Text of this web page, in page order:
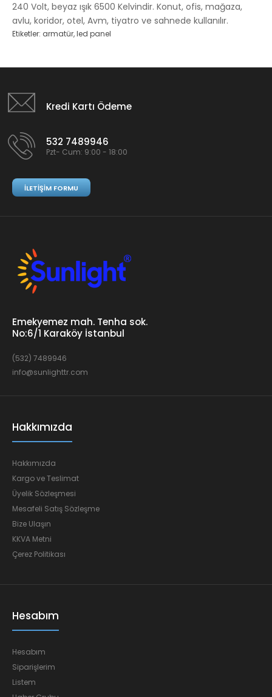
240 Volt, beyaz ışık 6500 Kelvindir. Konut, ofis, mağaza,
avlu, koridor, otel, Avm, tiyatro ve sahnede kullanılır.
Etiketler: armatür,led panel
Kredi Kartı Ödeme
532 7489946
Pzt- Cum: 9:00 - 18:00
İLETIŞIM FORMU
Emekyemez mah. Tenha sok.
No:6/1 Karaköy İstanbul
(532) 7489946
info@sunlighttr.com
Hakkımızda
Hakkımızda
Kargo ve Teslimat
Üyelik Sözleşmesi
Mesafeli Satış Sözleşme
Bize Ulaşın
KKVA Metni
Çerez Politikası
Hesabım
Hesabım
Siparişlerim
Listem